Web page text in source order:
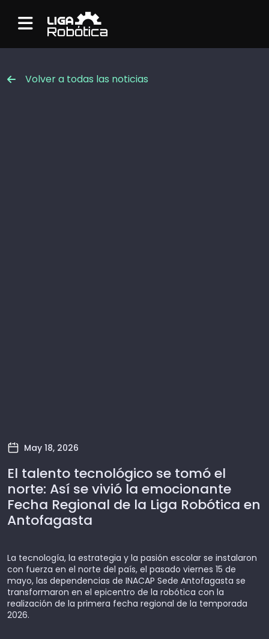
Menu
Volver a todas las noticias
May 18, 2026
El talento tecnológico se tomó el
norte: Así se vivió la emocionante
Fecha Regional de la Liga Robótica en
Antofagasta
La tecnología, la estrategia y la pasión escolar se instalaron
con fuerza en el norte del país, el pasado viernes 15 de
mayo, las dependencias de INACAP Sede Antofagasta se
transformaron en el epicentro de la robótica con la
realización de la primera fecha regional de la temporada
2026.